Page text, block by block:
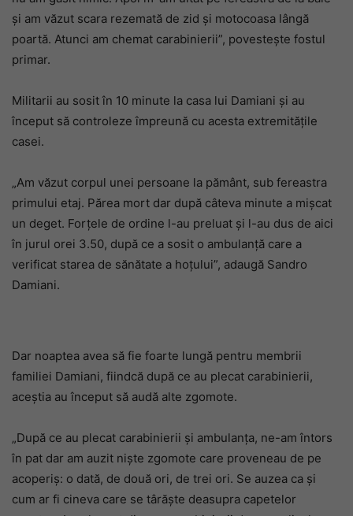
și am văzut scara rezemată de zid și motocoasa lângă
poartă. Atunci am chemat carabinierii”, povestește fostul
primar.
Militarii au sosit în 10 minute la casa lui Damiani și au
început să controleze împreună cu acesta extremitățile
casei.
„Am văzut corpul unei persoane la pământ, sub fereastra
primului etaj. Părea mort dar după câteva minute a mișcat
un deget. Forțele de ordine l-au preluat și l-au dus de aici
în jurul orei 3.50, după ce a sosit o ambulanță care a
verificat starea de sănătate a hoțului”, adaugă Sandro
Damiani.
Dar noaptea avea să fie foarte lungă pentru membrii
familiei Damiani, fiindcă după ce au plecat carabinierii,
aceștia au început să audă alte zgomote.
„După ce au plecat carabinierii și ambulanța, ne-am întors
în pat dar am auzit niște zgomote care proveneau de pe
acoperiș: o dată, de două ori, de trei ori. Se auzea ca și
cum ar fi cineva care se târăște deasupra capetelor